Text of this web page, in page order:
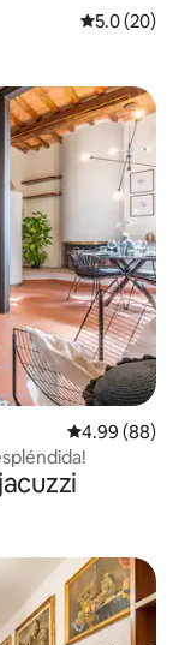
Calificación
5.0 (20)
Calificación
4.99 (88)